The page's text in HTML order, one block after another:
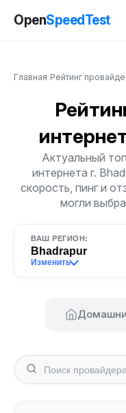
OpenSpeedTest
Главная Рейтинг
Актуальный
интернета г.
скорость, пинг и
могли
ВАШ РЕГИОН:
Bhadrapur
Изменить